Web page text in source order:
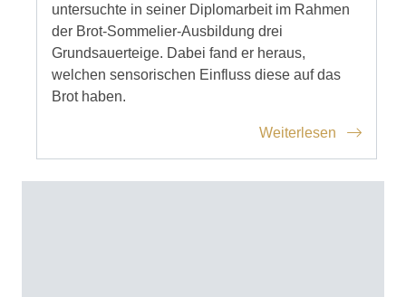
untersuchte in seiner Diplomarbeit im Rahmen
der Brot-Sommelier-Ausbildung drei
Grundsauerteige. Dabei fand er heraus,
welchen sensorischen Einfluss diese auf das
Brot haben.
Weiterlesen